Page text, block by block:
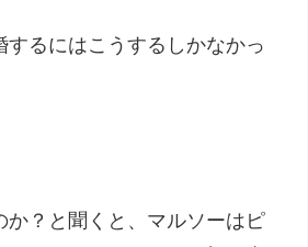
るにはこうするしかなかっ
？と聞くと、マルソーはピ